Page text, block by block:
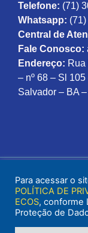
Telefone: (71)
Whatsapp:
Central de
Fale Conosco:
Endereço:
– nº 68 – Sl
Salvador – BA
Para acessar o
POLÍTICA DE
ECOS, conforme
Proteção de